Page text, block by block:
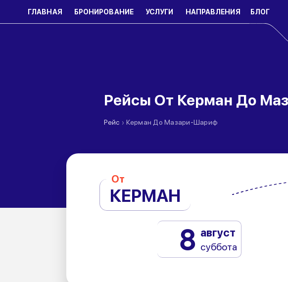
ГЛАВНАЯ БРОНИРОВАНИЕ УСЛУГИ НАПРАВЛЕНИЯ БЛОГ
Рейсы От Керман До
Рейс › Керман До Мазари-Шариф
От
КЕРМАН
8 август
суббота